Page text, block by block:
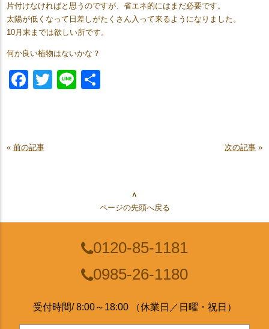
片付けなければと思うのですが、省エネ的にはまだ必要です。
太陽が低くなって日差しがたくさん入って来るようになりました。
10月末までは欲しい所です。
何か良い植物はないかな？
Facebook
Twitter
Line共
« 前の記事 次の記事 »
∧
ページの先頭へ戻る
0120-85-1181
0985-26-1180
受付時間/ 8:00～18:00 （休業日／日曜・祝日）